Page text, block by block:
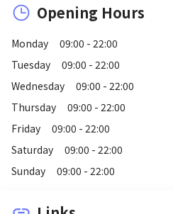
Opening Hours
Monday
09:00 - 22:00
Tuesday
09:00 - 22:00
Wednesday
09:00 - 22:00
Thursday
09:00 - 22:00
Friday
09:00 - 22:00
Saturday
09:00 - 22:00
Sunday
09:00 - 22:00